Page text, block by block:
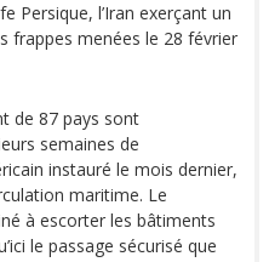
Persique, l’Iran exerçant un
frappes menées le 28 février
de 87 pays sont
semaines de
instauré le mois dernier,
maritime. Le
à escorter les bâtiments
le passage sécurisé que